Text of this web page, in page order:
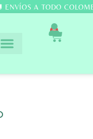
ENVÍOS A TODO
0